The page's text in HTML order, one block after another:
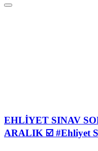
EHLİYET SINAV
ARALIK ☑️ #Ehliyet